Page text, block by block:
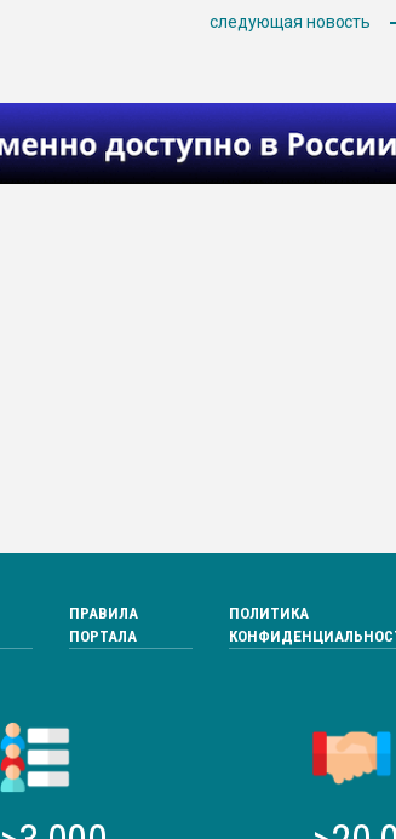
следующая новость
ПРАВИЛА
ПОРТАЛА
ПОЛИТИКА